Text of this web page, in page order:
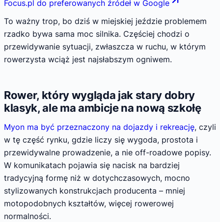
Focus.pl do preferowanych źródeł w Google
To ważny trop, bo dziś w miejskiej jeździe problemem
rzadko bywa sama moc silnika. Częściej chodzi o
przewidywanie sytuacji, zwłaszcza w ruchu, w którym
rowerzysta wciąż jest najsłabszym ogniwem.
Rower, który wygląda jak stary dobry
klasyk, ale ma ambicje na nową szkołę
Myon ma być przeznaczony na dojazdy i rekreację, czyli
w tę część rynku, gdzie liczy się wygoda, prostota i
przewidywalne prowadzenie, a nie off-roadowe popisy.
W komunikatach pojawia się nacisk na bardziej
tradycyjną formę niż w dotychczasowych, mocno
stylizowanych konstrukcjach producenta – mniej
motopodobnych kształtów, więcej rowerowej
normalności.